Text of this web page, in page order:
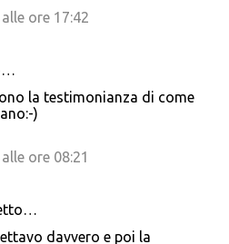
ore 17:42
la testimonianza di come
)
ore 08:21
davvero e poi la